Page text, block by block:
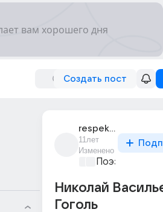
Создать пост
respekt_kap
11лет
Изменено
Поэзия души
Николай
Гоголь